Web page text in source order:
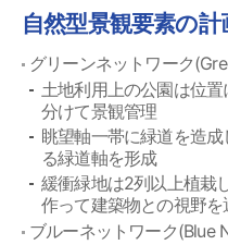
自然型景観要素の計
グリーンネットワーク
土地利用上の公園は位
分けて景観管理
眺望軸一帯に緑道を造
る緑道軸を形成
緩衝緑地は2列以上植栽
作って建築物との視野を
ブルーネットワーク(Blue